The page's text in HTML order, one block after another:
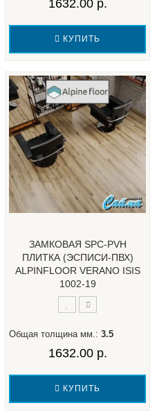
1632.00 р.
КУПИТЬ
ЗАМКОВАЯ SPC-PVH
ПЛИТКА (ЭСПИСИ-ПВХ)
ALPINFLOOR VERANO ISIS
1002-19
Общая толщина мм.: 3.5
1632.00 р.
КУПИТЬ